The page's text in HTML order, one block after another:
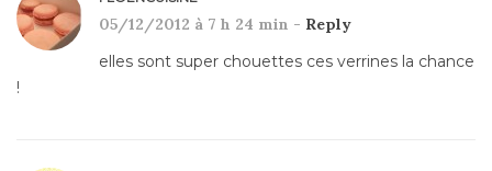
05/12/2012 à 7 h 24 min - Reply
elles sont super chouettes ces verrines la chance
!